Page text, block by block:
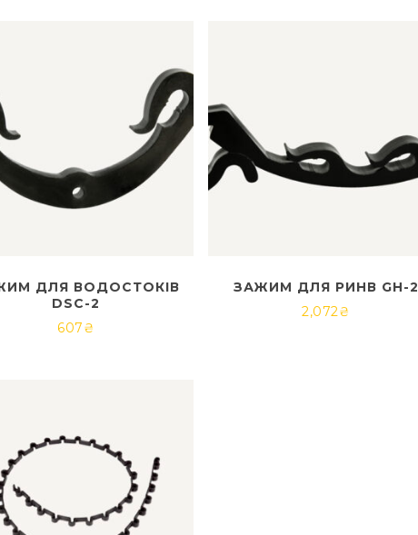
ДЛЯ ВОДОСТОКІВ
DSC-2
607₴
ЗАЖИМ ДЛЯ РИНВ GH-2
2,072₴